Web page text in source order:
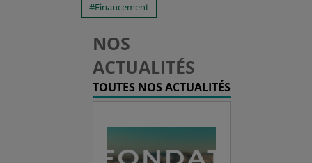
Financement
NOS
ACTUALITÉS
TOUTES NOS ACTUALITÉS